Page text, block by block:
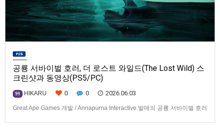
공룡 서바이벌 호러, 더 로스트 와일드(The Lost Wild) 스
크린샷과 동영상(PS5/PC)
99 HIKARU 0 0 2026.06.03
Great Ape Games 개발 / Annapurna Interactive 발매의 공룡 서바이벌 호러